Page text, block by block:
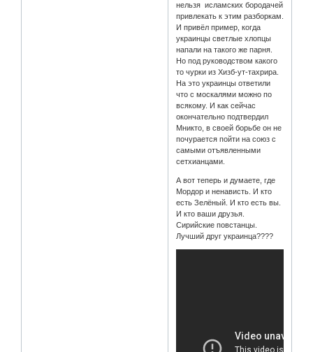
нельзя исламских бородачей
привлекать к этим разборкам.
И привёл пример, когда
украинцы светлые хлопцы
напали на такого же парня.
Но под руководством какого
то чурки из Хизб-ут-тахрира.
На это украинцы ответили
что с москалями можно по
всякому. И как сейчас
окончательно подтвердил
Мникто, в своей борьбе он не
почурается пойти на союз с
самыми отъявленными
сетхианцами.
А вот теперь и думаете, где
Мордор и ненависть. И кто
есть Зелёный. И кто есть вы.
И кто ваши друзья.
Сирийские повстанцы.
Лучший друг украинца????